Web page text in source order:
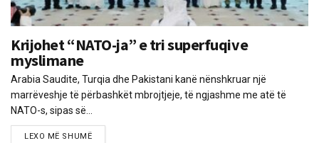
Krijohet “NATO-ja” e tri superfuqive
myslimane
Arabia Saudite, Turqia dhe Pakistani kanë nënshkruar një
marrëveshje të përbashkët mbrojtjeje, të ngjashme me atë të
NATO-s, sipas së...
LEXO MË SHUMË